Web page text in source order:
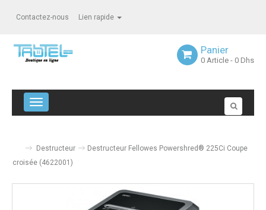
Contactez-nous Lien rapide
Panier
0 Article - 0 Dhs
Navigation bascule
Destructeur
Destructeur Fellowes Powershred® 225Ci Coupe
croisée (4622001)